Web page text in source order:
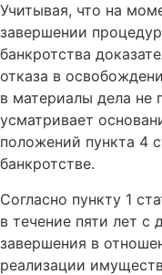
Учитывая, что на
завершении
банкротства
отказа в
в материалы дела не
усматривает
положений пункта 4
банкротстве.
Согласно пункту 1
в течение пяти лет с
завершения в
реализации